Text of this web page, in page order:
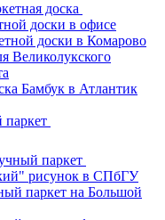
доска
доски в офисе
доски в Комарово
Великолукского
Бамбук в Атлантик
паркет
рисунок в СПбГУ
паркет на Большой